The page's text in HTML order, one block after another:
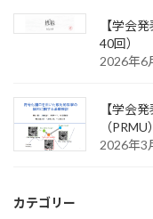
【学会
40回）
2026年6
【学会
（
2026年3
カテゴリー